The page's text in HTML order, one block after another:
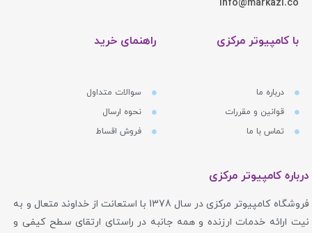
info@markazi.co
با کامپیوتر مرکزی
درباره ما
قوانین و مقررات
تماس با ما
راهنمای خرید
سوالات متداول
نحوه ارسال
فروش اقساط
درباره کامپیوتر مرکزی
فروشگاه کامپیوتر مرکزی در سال 1378 با استعانت از خداوند متعال و به
نیت ارائه خدمات ارزنده و همه جانبه در راستای ارتقای سطح کیفی و